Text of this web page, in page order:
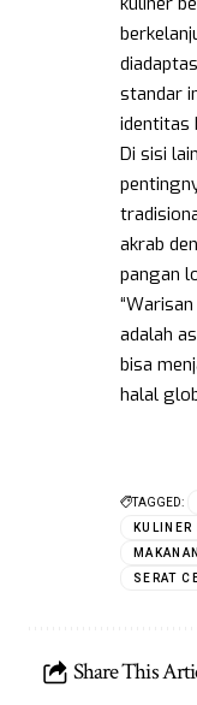
standar
identitas
Di sisi
akrab
pangan
adalah
bisa
halal
TAGGED:
KULINER
MAKANAN
SERAT
Share This